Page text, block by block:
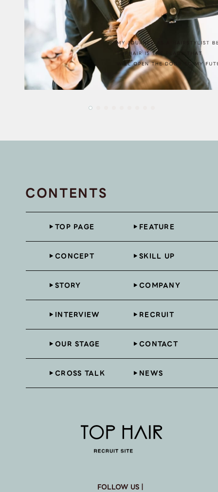
CONTENTS
TOP PAGE FEATURE
CONCEPT SKILL UP
STORY COMPANY
INTERVIEW RECRUIT
OUR STAGE CONTACT
CROSS TALK NEWS
FOLLOW US｜